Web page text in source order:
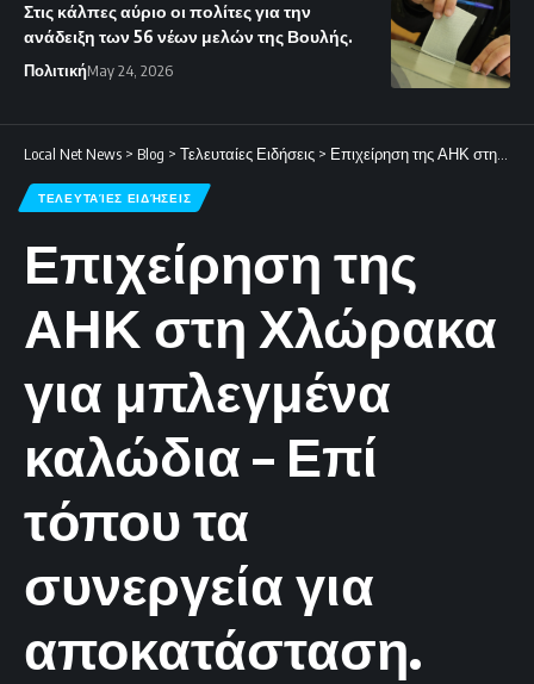
Στις κάλπες αύριο οι πολίτες για την
ανάδειξη των 56 νέων μελών της Βουλής.
ΠολιτικήMay 24, 2026
Local Net News > Blog > Τελευταίες Ειδήσεις > Επιχείρηση της ΑΗΚ στη Χλώρακα για μπλεγμένα καλώδια – Επί τόπου τα συνεργεία για αποκατάσταση.
ΤΕΛΕΥΤΑΊΕΣ ΕΙΔΉΣΕΙΣ
Επιχείρηση της
ΑΗΚ στη Χλώρακα
για μπλεγμένα
καλώδια – Επί
τόπου τα
συνεργεία για
αποκατάσταση.